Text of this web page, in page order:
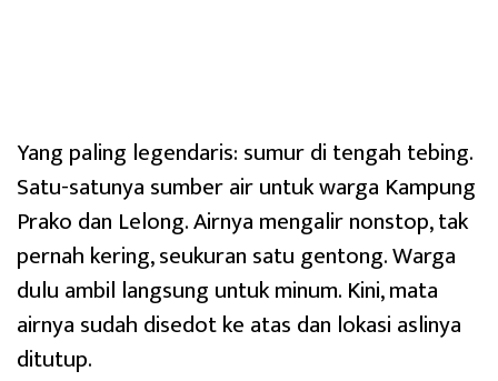
Yang paling legendaris: sumur di tengah tebing.
Satu-satunya sumber air untuk warga Kampung
Prako dan Lelong. Airnya mengalir nonstop, tak
pernah kering, seukuran satu gentong. Warga
dulu ambil langsung untuk minum. Kini, mata
airnya sudah disedot ke atas dan lokasi aslinya
ditutup.